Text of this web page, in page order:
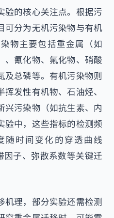
验的核心关注点。根据污
可分为无机污染物与有机
物主要包括重金属（如
、氰化物、氟化物、硝酸
及总磷等。有机污染物则
发性有机物、石油烃、
兴污染物（如抗生素、内
验中，这些指标的检测频
随时间变化的穿透曲线
因子、弥散系数等关键迁
机理，部分实验还需检测